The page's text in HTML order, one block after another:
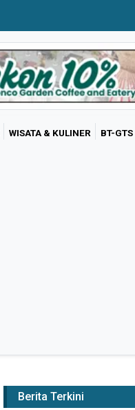
WISATA & KULINER BT-GTS
Berita Terkini